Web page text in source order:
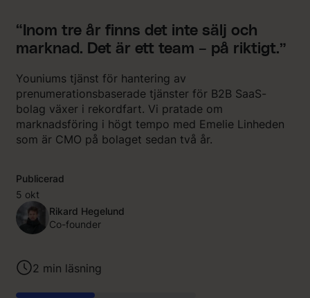
“Inom tre år finns det inte sälj och
marknad. Det är ett team – på riktigt.”
Youniums tjänst för hantering av
prenumerationsbaserade tjänster för B2B SaaS-
bolag växer i rekordfart. Vi pratade om
marknadsföring i högt tempo med Emelie Linheden
som är CMO på bolaget sedan två år.
Rikard Hegelund
Co-founder
Publicerad
5 okt
2 min läsning